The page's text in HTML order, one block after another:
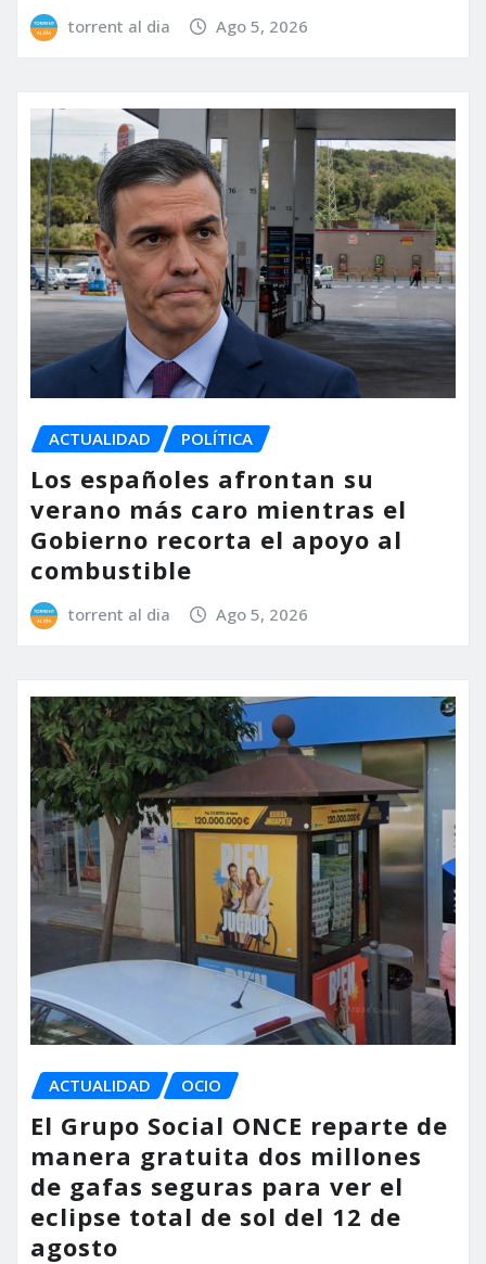
torrent al dia Ago 5, 2026
ACTUALIDAD POLÍTICA
Los españoles afrontan su
verano más caro mientras el
Gobierno recorta el apoyo al
combustible
torrent al dia Ago 5, 2026
ACTUALIDAD OCIO
El Grupo Social ONCE reparte de
manera gratuita dos millones
de gafas seguras para ver el
eclipse total de sol del 12 de
agosto